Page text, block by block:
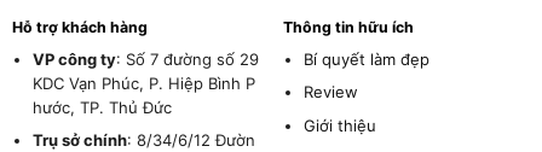
Hỗ trợ khách hàng
VP công ty: Số 7 đường số 29
KDC Vạn Phúc, P. Hiệp Bình P
hước, TP. Thủ Đức
Trụ sở chính: 8/34/6/12 Đườn
Thông tin hữu ích
Bí quyết làm đẹp
Review
Giới thiệu